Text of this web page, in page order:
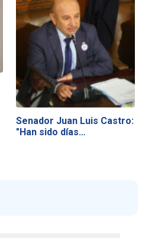
Senador Juan Luis Castro:
"Han sido días…